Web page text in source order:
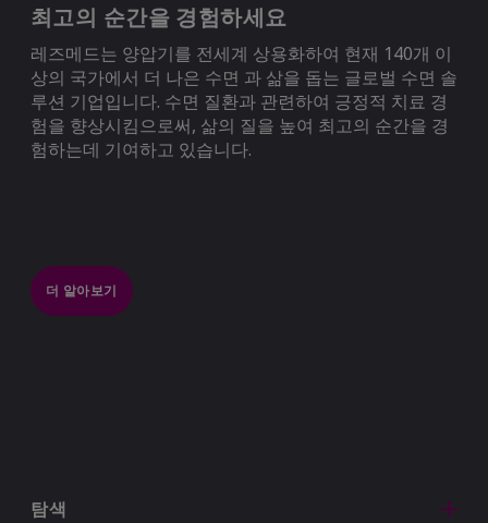
최고의 순간을 경험하세요
레즈메드는 양압기를 전세계 상용화하여 현재 140개 이
상의 국가에서 더 나은 수면 과 삶을 돕는 글로벌 수면 솔
루션 기업입니다. 수면 질환과 관련하여 긍정적 치료 경
험을 향상시킴으로써, 삶의 질을 높여 최고의 순간을 경
험하는데 기여하고 있습니다.
더 알아보기
탐색